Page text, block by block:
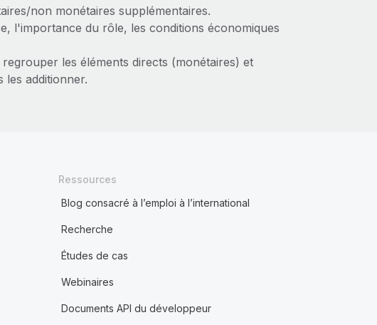
non monétaires supplémentaires.
l'importance du rôle, les conditions économiques
les éléments directs (monétaires) et
les additionner.
Ressources
Blog consacré à l’emploi à l’international
Recherche
Études de cas
Webinaires
Documents API du développeur